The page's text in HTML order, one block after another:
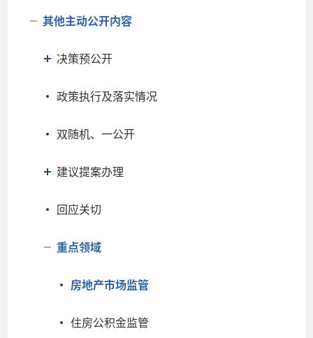
其他主动公开内容
决策预公开
政策执行及落实情况
双随机、一公开
建议提案办理
回应关切
重点领域
房地产市场监管
住房公积金监管